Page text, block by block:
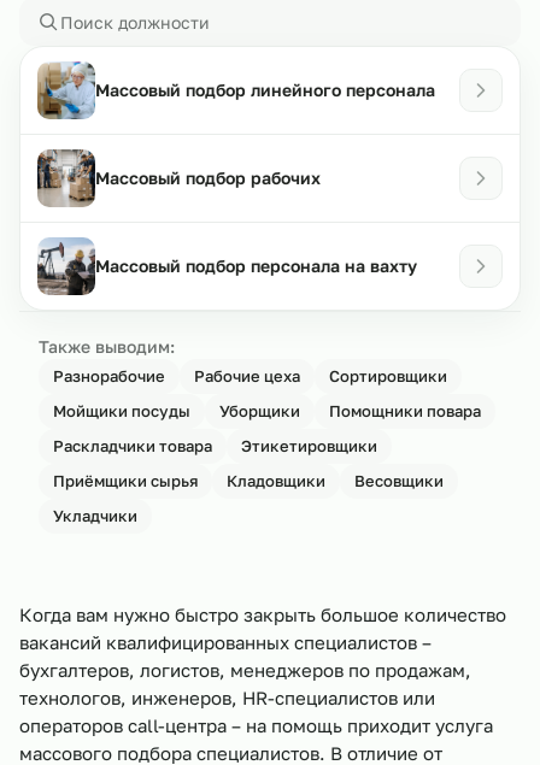
Массовый подбор линейного персонала
Массовый подбор рабочих
Массовый подбор персонала на вахту
Также выводим:
Разнорабочие Рабочие цеха
Сортировщики
Мойщики посуды
Уборщики
Помощники повара
Раскладчики товара
Этикетировщики
Приёмщики сырья
Кладовщики
Весовщики
Укладчики
Когда вам нужно быстро закрыть большое количество
вакансий квалифицированных специалистов –
бухгалтеров, логистов, менеджеров по продажам,
технологов, инженеров, HR-специалистов или
операторов call-центра – на помощь приходит услуга
массового подбора специалистов. В отличие от